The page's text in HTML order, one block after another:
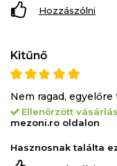
Hozzászólni
Kitűnő
Nem ragad,
Ellenőrzött vásárlás
mezoni.ro oldalon
Hasznosnak találta